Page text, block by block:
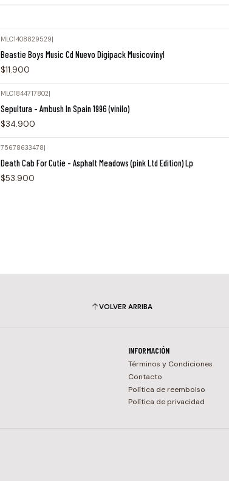
MLC1408829529|
Beastie Boys Music Cd Nuevo Digipack Musicovinyl
$11.900
MLC1844717802|
Sepultura - Ambush In Spain 1996 (vinilo)
$34.900
75678633478
Death Cab For Cutie - Asphalt Meadows (pink Ltd Edition) Lp
$53.900
VOLVER ARRIBA
INFORMACIÓN
Términos y Condiciones
Contacto
Política de reembolso
Política de privacidad